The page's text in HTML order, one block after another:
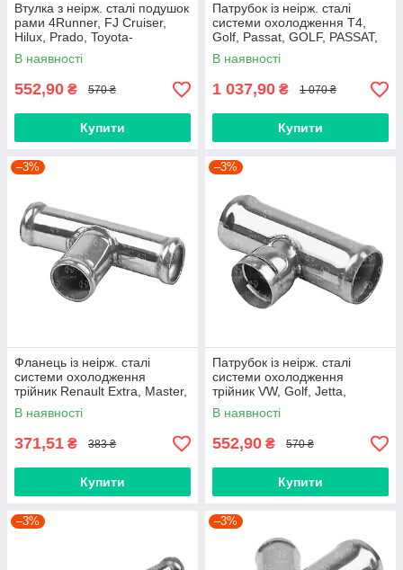
Втулка з неірж. сталі подушок
рами 4Runner, FJ Cruiser,
Hilux, Prado, Toyota-
9044018011 HORT (BP7174)
В наявності
552,90 ₴ 570 ₴
Купити
Патрубок із неірж. сталі
системи охолодження T4,
Golf, Passat, GOLF, PASSAT,
TRANSPORTER,VW-
021121050C HORT (BP791)
В наявності
1 037,90 ₴ 1 070 ₴
Купити
–3%
Фланець із неірж. сталі
системи охолодження
трійник Renault Extra, Master,
Super, Renault-7700708612
HORT (BP769)
В наявності
371,51 ₴ 383 ₴
Купити
–3%
Патрубок із неірж. сталі
системи охолодження
трійник VW, Golf, Jetta,
Tiguan,Touareg, VW-
N90693101 HORT (BP7111)
В наявності
552,90 ₴ 570 ₴
Купити
–3% –3%